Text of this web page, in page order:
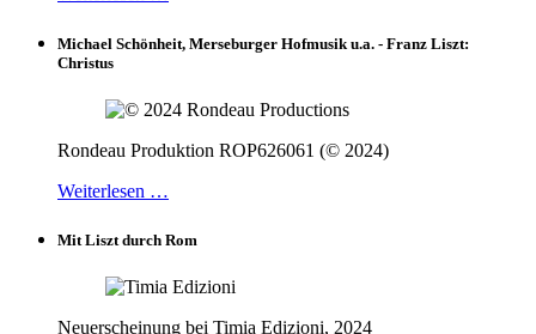
Michael Schönheit, Merseburger Hofmusik u.a. - Franz Liszt:
Christus
Rondeau Produktion ROP626061 (© 2024)
Weiterlesen …
Mit Liszt durch Rom
Neuerscheinung bei Timia Edizioni, 2024